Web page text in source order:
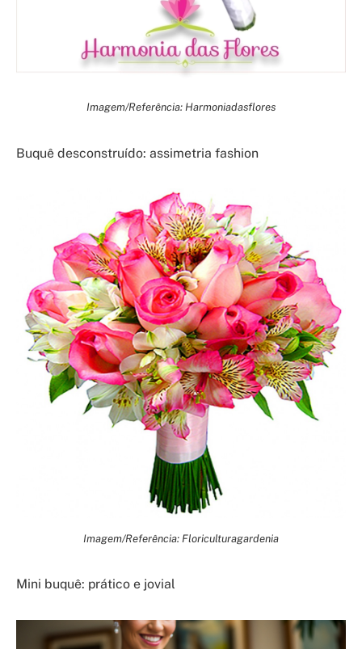
Imagem/Referência: Harmoniadasflores
Buquê desconstruído: assimetria fashion
Imagem/Referência: Floriculturagardenia
Mini buquê: prático e jovial